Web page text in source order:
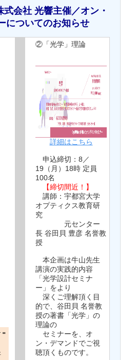
会社 光響主催／オン・
についてのお知らせ
②「光学」理論
詳細はこちら
申込締切：8／
19（月）18時 定員
100名
【締切間近！】
講師：宇都宮大学
オプティクス教育研
究
元センター
長 谷田貝 豊彦 名誉教
授
本企画は牛山先生
講演の実践的内容
「光学設計セミナ
ー」をより
深くご理解頂く目
的で、谷田貝 名誉教
授の著書「光学」の
理論の
セミナーを、オ
ン・デマンドでご視
聴頂くものです。